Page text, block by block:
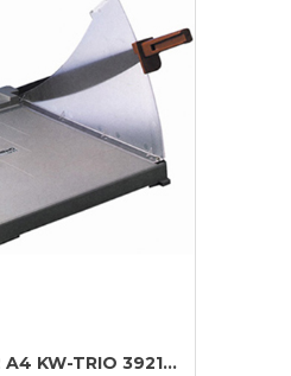
KW-TRIO 3921...